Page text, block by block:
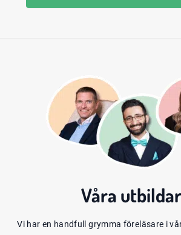
Våra
Vi har en handfull grymma föreläsare i